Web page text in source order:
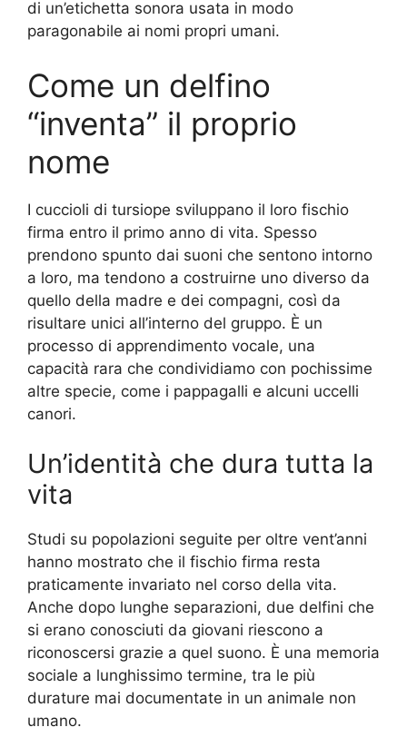
di un’etichetta sonora usata in modo
paragonabile ai nomi propri umani.
Come un delfino
“inventa” il proprio
nome
I cuccioli di tursiope sviluppano il loro fischio
firma entro il primo anno di vita. Spesso
prendono spunto dai suoni che sentono intorno
a loro, ma tendono a costruirne uno diverso da
quello della madre e dei compagni, così da
risultare unici all’interno del gruppo. È un
processo di apprendimento vocale, una
capacità rara che condividiamo con pochissime
altre specie, come i pappagalli e alcuni uccelli
canori.
Un’identità che dura tutta la
vita
Studi su popolazioni seguite per oltre vent’anni
hanno mostrato che il fischio firma resta
praticamente invariato nel corso della vita.
Anche dopo lunghe separazioni, due delfini che
si erano conosciuti da giovani riescono a
riconoscersi grazie a quel suono. È una memoria
sociale a lunghissimo termine, tra le più
durature mai documentate in un animale non
umano.